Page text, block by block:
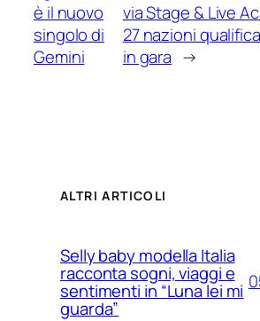
è il nuovo
singolo di
Gemini
via Stage & Live
27 nazioni
in gara →
ALTRI ARTICOLI
Selly baby modella Italia
racconta sogni, viaggi e
sentimenti in “Luna lei mi
guarda”